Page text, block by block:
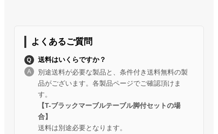
よくあるご質問
送料はいくらですか？
別途送料が必要な製品と、条件付き送料無料の製
品がございます。各製品ページでご確認頂けま
す。
【T-ブラックマーブルテーブル脚付セットの場
合】
送料は別途必要となります。